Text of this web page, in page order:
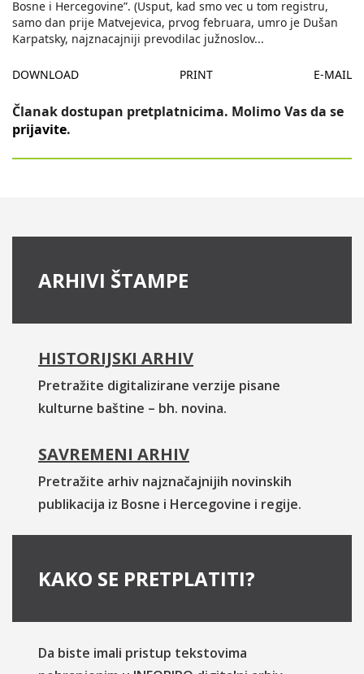
Bosne i Hercegovine”. (Usput, kad smo vec u tom registru,
samo dan prije Matvejevica, prvog februara, umro je Dušan
Karpatsky, najznacajniji prevodilac južnoslov...
DOWNLOAD PRINT E-MAIL
Članak dostupan pretplatnicima. Molimo Vas da se
prijavite.
ARHIVI ŠTAMPE
HISTORIJSKI ARHIV
Pretražite digitalizirane verzije pisane
kulturne baštine – bh. novina.
SAVREMENI ARHIV
Pretražite arhiv najznačajnijih novinskih
publikacija iz Bosne i Hercegovine i regije.
KAKO SE PRETPLATITI?
Da biste imali pristup tekstovima